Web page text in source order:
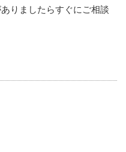
りましたらすぐにご相談